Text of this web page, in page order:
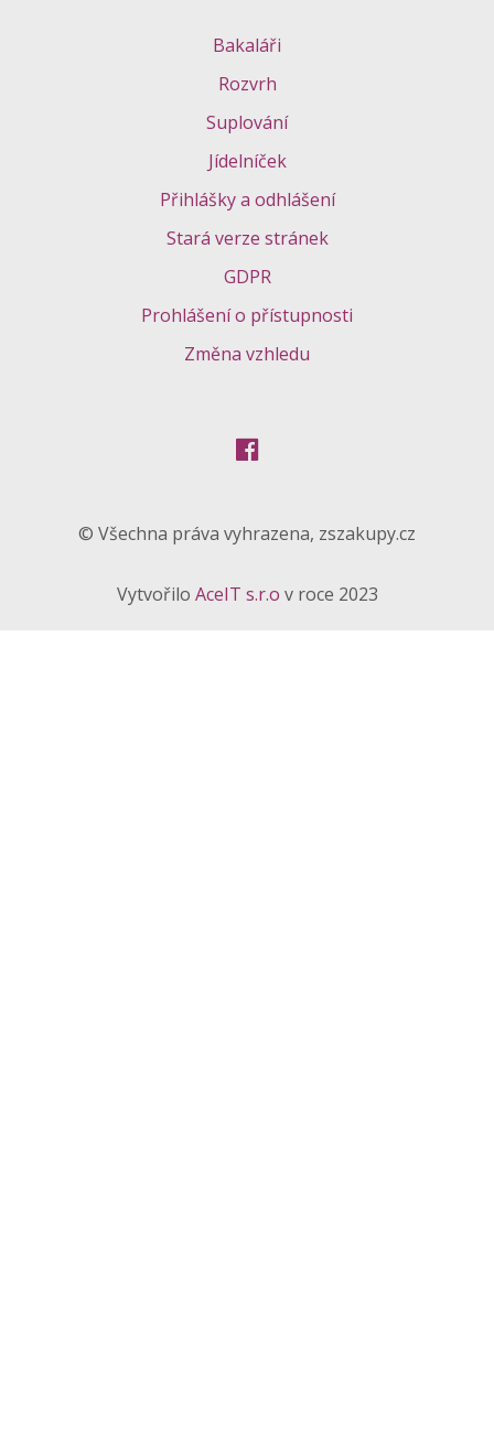
Bakaláři
Rozvrh
Suplování
Jídelníček
Přihlášky a odhlášení
Stará verze stránek
GDPR
Prohlášení o přístupnosti
Změna vzhledu
© Všechna práva vyhrazena, zszakupy.cz
Vytvořilo AceIT s.r.o v roce 2023